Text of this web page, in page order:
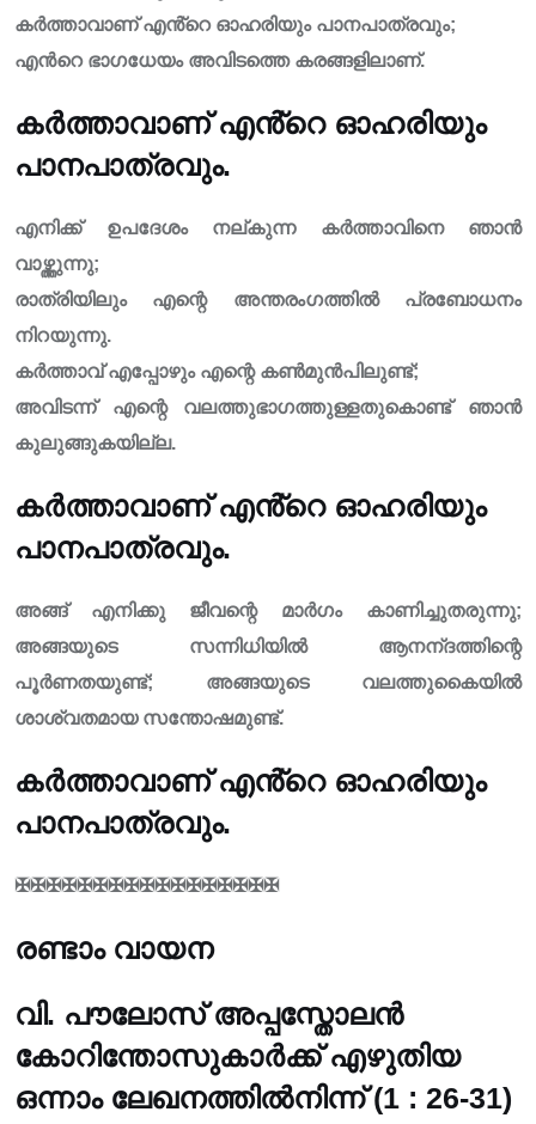
കർത്താവാണ് എൻ്റെ ഓഹരിയും പാനപാത്രവും;
എൻറെ ഭാഗധേയം അവിടത്തെ കരങ്ങളിലാണ്.
കർത്താവാണ് എൻ്റെ ഓഹരിയും
പാനപാത്രവും.
എനിക്ക് ഉപദേശം നല്‌കുന്ന കർത്താവിനെ ഞാൻ
വാഴ്ത്തുന്നു;
രാത്രിയിലും എന്റെ അന്തരംഗത്തിൽ പ്രബോധനം
നിറയുന്നു.
കർത്താവ് എപ്പോഴും എന്റെ കൺമുൻപിലുണ്ട്;
അവിടന്ന് എന്റെ വലത്തുഭാഗത്തുള്ളതുകൊണ്ട് ഞാൻ
കുലുങ്ങുകയില്ല.
കർത്താവാണ് എൻ്റെ ഓഹരിയും
പാനപാത്രവും.
അങ്ങ് എനിക്കു ജീവന്റെ മാർഗം കാണിച്ചുതരുന്നു;
അങ്ങയുടെ സന്നിധിയിൽ ആനന്‌ദത്തിന്റെ
പൂർണതയുണ്ട്; അങ്ങയുടെ വലത്തുകൈയിൽ
ശാശ്വതമായ സന്തോഷമുണ്ട്.
കർത്താവാണ് എൻ്റെ ഓഹരിയും
പാനപാത്രവും.
✠✠✠✠✠✠✠✠✠✠✠✠✠✠✠✠✠
രണ്ടാം വായന
വി. പൗലോസ് അപ്പസ്തോലൻ
കോറിന്തോസുകാർക്ക് എഴുതിയ
ഒന്നാം ലേഖനത്തിൽനിന്ന് (1 : 26-31)